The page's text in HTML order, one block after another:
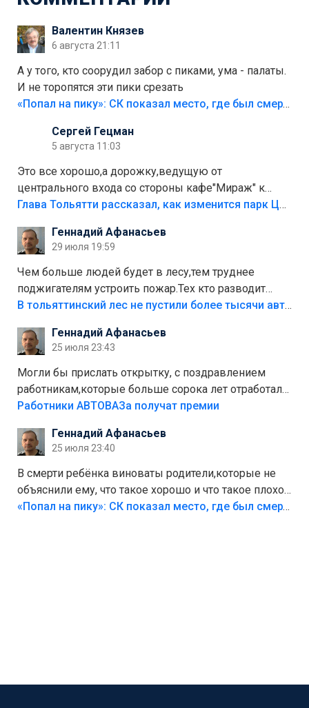
Валентин Князев
6 августа 21:11
А у того, кто соорудил забор с пиками, ума - палаты.
И не торопятся эти пики срезать
«Попал на пику»: СК показал место, где был смертельно травмирован ребенок в Тольятти
Сергей Гецман
5 августа 11:03
Это все хорошо,а дорожку,ведущую от
центрального входа со стороны кафе"Мираж" к
аттракционам слабо доделать?А то бордюры
лежала в парке и испортилась.Да еще,видимо,часть
украли.
Глава Тольятти рассказал, как изменится парк Центрального района
Геннадий Афанасьев
29 июля 19:59
Чем больше людей будет в лесу,тем труднее
поджигателям устроить пожар.Тех кто разводит
костры,тех надо безбожно штрафовать.Камер полно
Штрафы мизерные.
В тольяттинский лес не пустили более тысячи автомобилей
Геннадий Афанасьев
25 июля 23:43
Могли бы прислать открытку, с поздравлением
работникам,которые больше сорока лет отработали
на предприятии.
Работники АВТОВАЗа получат премии
Геннадий Афанасьев
25 июля 23:40
В смерти ребёнка виноваты родители,которые не
объяснили ему, что такое хорошо и что такое плохо!
Лезть через такой забор,верх безумия,есть же
«Попал на пику»: СК показал место, где был смертельно травмирован ребенок в Тольятти